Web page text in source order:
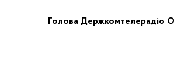
Голова Держкомтелерадіо